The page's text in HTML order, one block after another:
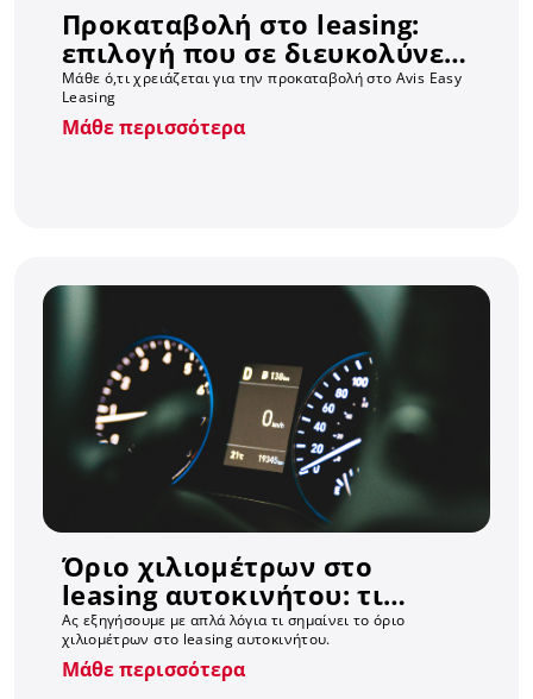
Προκαταβολή στο leasing:
επιλογή που σε διευκολύνει,
όχι υποχρέωση
Μάθε ό,τι χρειάζεται για την προκαταβολή στο Avis Easy
Leasing
Μάθε περισσότερα
Όριο χιλιομέτρων στο
leasing αυτοκινήτου: τι
ισχύει, πώς υπολογίζεται και
γιατί συνήθως δεν σε
περιορίζει
Ας εξηγήσουμε με απλά λόγια τι σημαίνει το όριο
χιλιομέτρων στο leasing αυτοκινήτου.
Μάθε περισσότερα